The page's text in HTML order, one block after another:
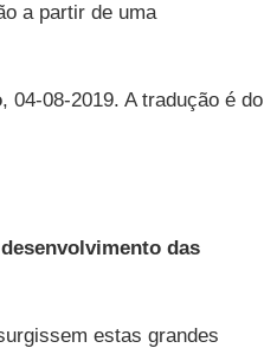
a partir de uma
, 04-08-2019. A tradução é do
das
estas grandes